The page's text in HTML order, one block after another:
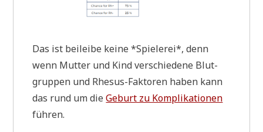
Das ist bei­lei­be kei­ne *Spie­le­rei*, denn
wenn Mut­ter und Kind ver­schie­de­ne Blut­
grup­pen und Rhe­sus-Fak­to­ren haben kann
das rund um dieGeburt zu Kom­pli­ka­tio­nen
führen.